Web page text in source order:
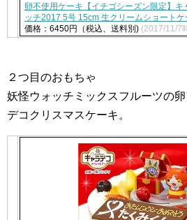
卵不使用ケーキ【イチゴシーズン限定】キ
ッチ2017 5号 15cm 生クリームショートケ
価格：6450円（税込、送料別) (2017/11/7
２つ目のおもちゃ
妖怪ウォッチミックスフルーツの
デコクリスマスケーキ。